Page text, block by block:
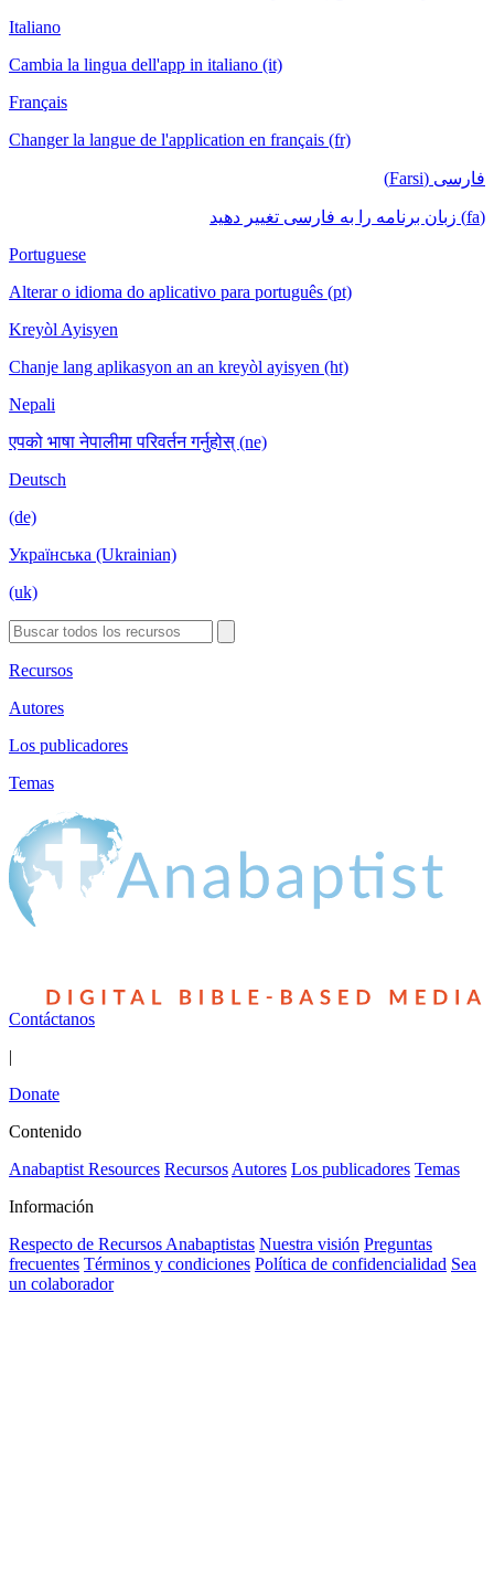
Italiano
Cambia la lingua dell'app in italiano (it)
Français
Changer la langue de l'application en français (fr)
فارسی (Farsi)
(fa) زبان برنامه را به فارسی تغییر دهید
Portuguese
Alterar o idioma do aplicativo para português (pt)
Kreyòl Ayisyen
Chanje lang aplikasyon an an kreyòl ayisyen (ht)
Nepali
एपको भाषा नेपालीमा परिवर्तन गर्नुहोस् (ne)
Deutsch
(de)
Українська (Ukrainian)
(uk)
Recursos
Autores
Los publicadores
Temas
Contáctanos
|
Donate
Contenido
Anabaptist Resources Recursos Autores Los publicadores Temas
Información
Respecto de Recursos Anabaptistas Nuestra visión Preguntas
frecuentes Términos y condiciones Política de confidencialidad Sea
un colaborador